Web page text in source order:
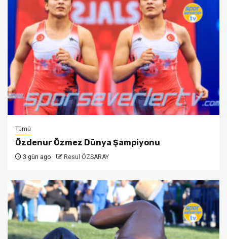
Tümü
Özdenur Özmez Dünya Şampiyonu
3 gün ago Resul ÖZSARAY